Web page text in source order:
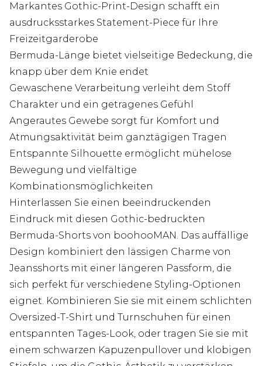
Markantes Gothic-Print-Design schafft ein
ausdrucksstarkes Statement-Piece für Ihre
Freizeitgarderobe
Bermuda-Länge bietet vielseitige Bedeckung, die
knapp über dem Knie endet
Gewaschene Verarbeitung verleiht dem Stoff
Charakter und ein getragenes Gefühl
Angerautes Gewebe sorgt für Komfort und
Atmungsaktivität beim ganztägigen Tragen
Entspannte Silhouette ermöglicht mühelose
Bewegung und vielfältige
Kombinationsmöglichkeiten
Hinterlassen Sie einen beeindruckenden
Eindruck mit diesen Gothic-bedruckten
Bermuda-Shorts von boohooMAN. Das auffällige
Design kombiniert den lässigen Charme von
Jeansshorts mit einer längeren Passform, die
sich perfekt für verschiedene Styling-Optionen
eignet. Kombinieren Sie sie mit einem schlichten
Oversized-T-Shirt und Turnschuhen für einen
entspannten Tages-Look, oder tragen Sie sie mit
einem schwarzen Kapuzenpullover und klobigen